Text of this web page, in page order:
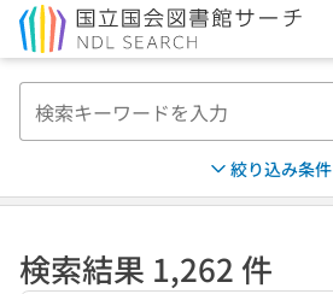
絞り込み条件
検索結果 1,262 件